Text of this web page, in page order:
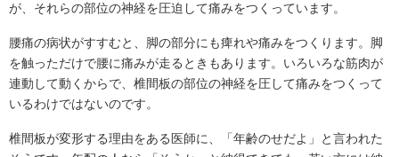
が、それらの部位の神経を圧迫して痛みをつくっています。
腰痛の病状がすすむと、脚の部分にも痺れや痛みをつくります。脚
を触っただけで腰に痛みが走るときもあります。いろいろな筋肉が
連動して動くからで、椎間板の部位の神経を圧して痛みをつくって
いるわけではないのです。
椎間板が変形する理由をある医師に、「年齢のせだよ」と言われた